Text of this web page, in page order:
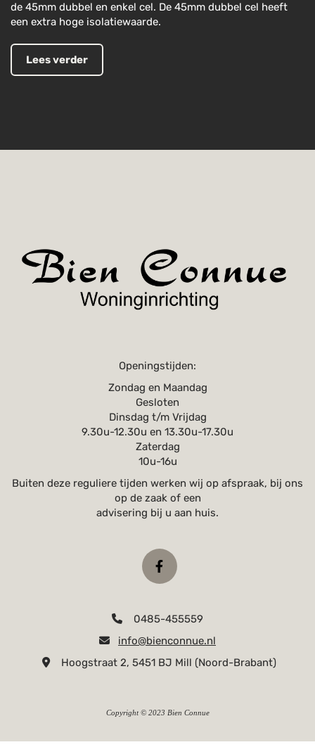
de 45mm dubbel en enkel cel. De 45mm dubbel cel heeft
een extra hoge isolatiewaarde.
Lees verder
Openingstijden:
Zondag en Maandag
Gesloten
Dinsdag t/m Vrijdag
9.30u-12.30u en 13.30u-17.30u
Zaterdag
10u-16u
Buiten deze reguliere tijden werken wij op afspraak, bij ons
op de zaak of een
advisering bij u aan huis.
 0485-455559
 info@bienconnue.nl
Hoogstraat 2, 5451 BJ Mill (Noord-Brabant)
Copyright © 2023 Bien Connue